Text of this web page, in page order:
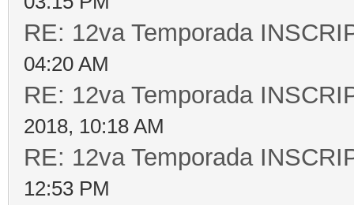
RE: 12va Temporada
04:20 AM
RE: 12va Temporada
2018, 10:18 AM
RE: 12va Temporada
12:53 PM